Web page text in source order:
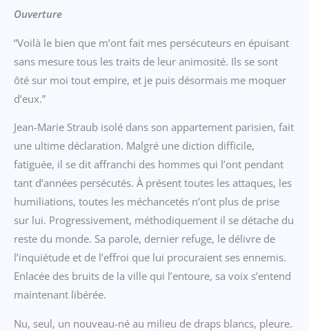
Ouverture
“Voilà le bien que m’ont fait mes persécuteurs en épuisant
sans mesure tous les traits de leur animosité. Ils se sont
ôté sur moi tout empire, et je puis désormais me moquer
d’eux.”
Jean-Marie Straub isolé dans son appartement parisien, fait
une ultime déclaration. Malgré une diction difficile,
fatiguée, il se dit affranchi des hommes qui l’ont pendant
tant d’années persécutés. À présent toutes les attaques, les
humiliations, toutes les méchancetés n’ont plus de prise
sur lui. Progressivement, méthodiquement il se détache du
reste du monde. Sa parole, dernier refuge, le délivre de
l’inquiétude et de l’effroi que lui procuraient ses ennemis.
Enlacée des bruits de la ville qui l’entoure, sa voix s’entend
maintenant libérée.
Nu, seul, un nouveau-né au milieu de draps blancs, pleure.